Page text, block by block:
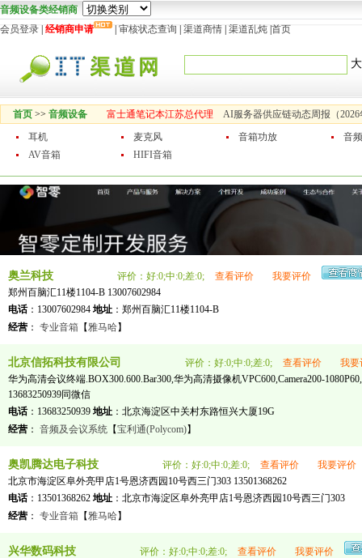
音频设备类经销商
会员登录 经销商申请 审核状态查询 渠道商情 渠道乱炖 首页
首页 >> 音频设备 富士通笔记本江苏总代理
AI服务器供应链动态周报（2026
耳机
麦克风 音箱功放
音
AV音箱
HIFI音箱
奥兰科技 评价：好:0;中:0;差:0; 查看评价
我要评价
郑州百脑汇11楼1104-B 13007602984
电话：13007602984 地址 ：郑州百脑汇11楼1104-B
经营 ： 专业音箱 【雅马哈 】
北京信拓科技有限公司 评价：好:0;中:0;差:0; 查看评价
我要
华为高清会议终端.BOX300.600.Bar300,华为高清摄像机VPC600,Camera200-
13683250939同微信
电话：13683250939 地址 ：北京海淀区中关村东路恒兴大厦19G
经营 ： 音频及会议系统 【宝利通(Polycom)】
奥凯腾达电子科技 评价：好:0;中:0;差:0; 查看评价
我要评价
北京市海淀区阜外亮甲店1号恩济西园10号西三门303 13501368262
电话：13501368262 地址 ：北京市海淀区阜外亮甲店1号恩济西园10号西三门303
经营 ： 专业音箱 【雅马哈 】
兴华数码科技 评价：好:0;中:0;差:0; 查看评价
我要评价